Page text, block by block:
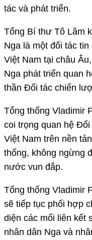
tác và phát triển.
Tổng Bí thư Tô Lâm
Nga là một đối tác
Việt Nam tại châu
Nga phát triển quan
thần Đối tác chiến
Tổng thống Vladimir
coi trọng quan hệ
Việt Nam trên nền
thống, không ngừng
nước vun đắp.
Tổng thống Vladimir
sẽ tiếp tục phối hợp
diện các mối liên kết
nhân dân Nga và